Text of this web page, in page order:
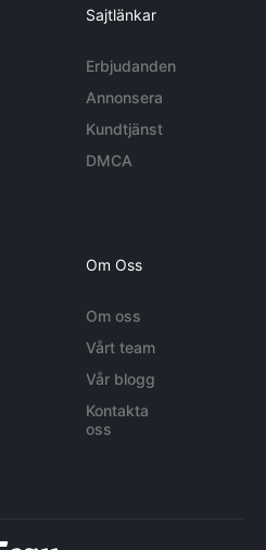
Sajtlänkar
Erbjudanden
Annonsera
Kundtjänst
DMCA
Om Oss
Om oss
Vårt team
Vår blogg
Kontakta
oss